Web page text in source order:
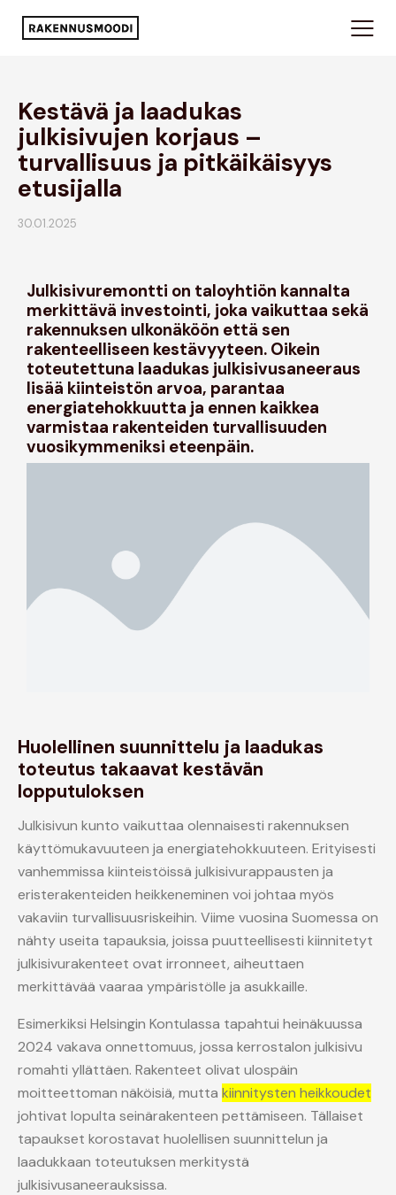
Kestävä ja laadukas
julkisivujen korjaus –
turvallisuus ja pitkäikäisyys
etusijalla
30.01.2025
Julkisivuremontti on taloyhtiön kannalta
merkittävä investointi, joka vaikuttaa sekä
rakennuksen ulkonäköön että sen
rakenteelliseen kestävyyteen. Oikein
toteutettuna laadukas julkisivusaneeraus
lisää kiinteistön arvoa, parantaa
energiatehokkuutta ja ennen kaikkea
varmistaa rakenteiden turvallisuuden
vuosikymmeniksi eteenpäin.
Huolellinen suunnittelu ja laadukas
toteutus takaavat kestävän
lopputuloksen
Julkisivun kunto vaikuttaa olennaisesti rakennuksen
käyttömukavuuteen ja energiatehokkuuteen. Erityisesti
vanhemmissa kiinteistöissä julkisivurappausten ja
eristerakenteiden heikkeneminen voi johtaa myös
vakaviin turvallisuusriskeihin. Viime vuosina Suomessa on
nähty useita tapauksia, joissa puutteellisesti kiinnitetyt
julkisivurakenteet ovat irronneet, aiheuttaen
merkittävää vaaraa ympäristölle ja asukkaille.
Esimerkiksi Helsingin Kontulassa tapahtui heinäkuussa
2024 vakava onnettomuus, jossa kerrostalon julkisivu
romahti yllättäen. Rakenteet olivat ulospäin
moitteettoman näköisiä, mutta kiinnitysten heikkoudet
johtivat lopulta seinärakenteen pettämiseen. Tällaiset
tapaukset korostavat huolellisen suunnittelun ja
laadukkaan toteutuksen merkitystä
julkisivusaneerauksissa.